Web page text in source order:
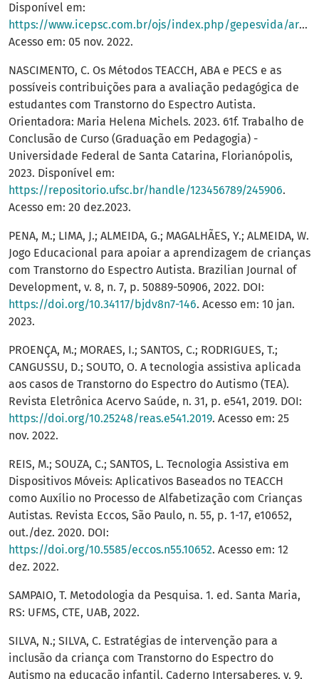
Disponível em:
https://www.icepsc.com.br/ojs/index.php/gepesvida/article/view/392
Acesso em: 05 nov. 2022.
NASCIMENTO, C. Os Métodos TEACCH, ABA e PECS e as
possíveis contribuições para a avaliação pedagógica de
estudantes com Transtorno do Espectro Autista.
Orientadora: Maria Helena Michels. 2023. 61f. Trabalho de
Conclusão de Curso (Graduação em Pedagogia) -
Universidade Federal de Santa Catarina, Florianópolis,
2023. Disponível em:
https://repositorio.ufsc.br/handle/123456789/245906.
Acesso em: 20 dez.2023.
PENA, M.; LIMA, J.; ALMEIDA, G.; MAGALHÃES, Y.; ALMEIDA, W.
Jogo Educacional para apoiar a aprendizagem de crianças
com Transtorno do Espectro Autista. Brazilian Journal of
Development, v. 8, n. 7, p. 50889-50906, 2022. DOI:
https://doi.org/10.34117/bjdv8n7-146. Acesso em: 10 jan.
2023.
PROENÇA, M.; MORAES, I.; SANTOS, C.; RODRIGUES, T.;
CANGUSSU, D.; SOUTO, O. A tecnologia assistiva aplicada
aos casos de Transtorno do Espectro do Autismo (TEA).
Revista Eletrônica Acervo Saúde, n. 31, p. e541, 2019. DOI:
https://doi.org/10.25248/reas.e541.2019. Acesso em: 25
nov. 2022.
REIS, M.; SOUZA, C.; SANTOS, L. Tecnologia Assistiva em
Dispositivos Móveis: Aplicativos Baseados no TEACCH
como Auxílio no Processo de Alfabetização com Crianças
Autistas. Revista Eccos, São Paulo, n. 55, p. 1-17, e10652,
out./dez. 2020. DOI:
https://doi.org/10.5585/eccos.n55.10652. Acesso em: 12
dez. 2022.
SAMPAIO, T. Metodologia da Pesquisa. 1. ed. Santa Maria,
RS: UFMS, CTE, UAB, 2022.
SILVA, N.; SILVA, C. Estratégias de intervenção para a
inclusão da criança com Transtorno do Espectro do
Autismo na educação infantil. Caderno Intersaberes, v. 9,